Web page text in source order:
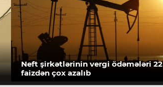
Neft şirkətlərinin vergi ödəmələri 22
faizdən çox azalıb